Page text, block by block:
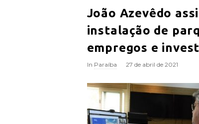
u
e
i
r
o
João Azevêdo
instalação de
empregos e
In Paraíba 27 de abril de 2021